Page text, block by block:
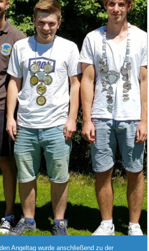
Angeltag wurde anschließend zu der